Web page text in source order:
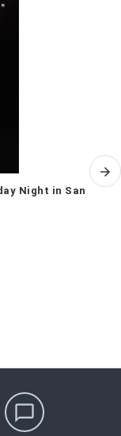
Night in San
chat_bubble_outline